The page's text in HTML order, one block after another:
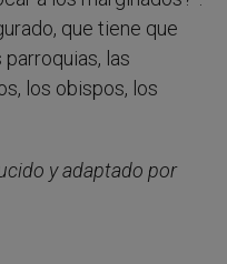
que tiene que
las
los obispos, los
y adaptado por